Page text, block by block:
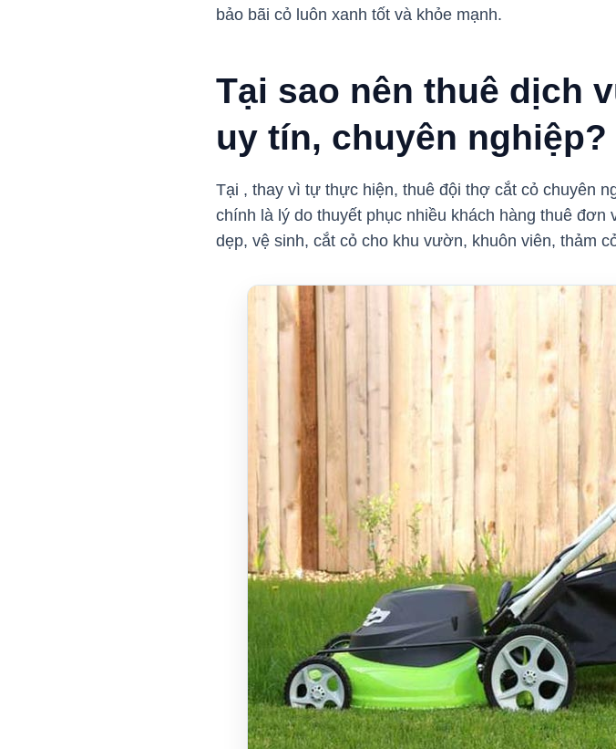
bảo bãi cỏ luôn xanh tốt và khỏe mạnh.
Tại sao nên thuê dịch
uy tín, chuyên nghiệp?
Tại , thay vì tự thực hiện, thuê đội thợ cắt cỏ chuyên
chính là lý do thuyết phục nhiều khách hàng thuê
dẹp, vệ sinh, cắt cỏ cho khu vườn, khuôn viên, thảm